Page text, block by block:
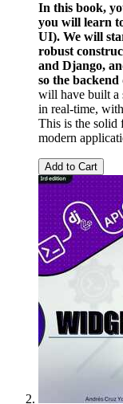
In this book,
you will learn
UI). We will
robust
and Django,
so the
will have built a
in real-time,
This is the solid
modern
Add to Cart